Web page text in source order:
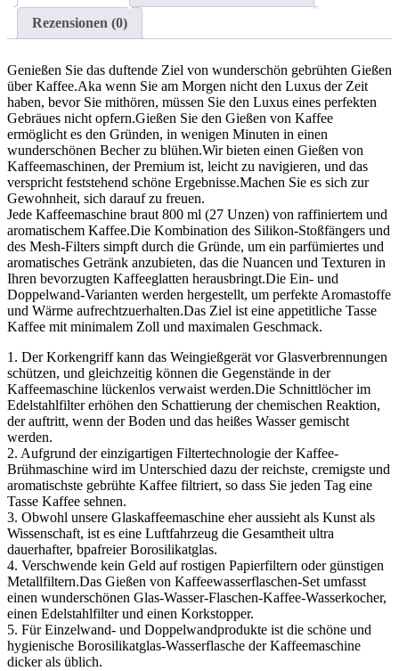
Rezensionen (0)
Genießen Sie das duftende Ziel von wunderschön gebrühten Gießen
über Kaffee.Aka wenn Sie am Morgen nicht den Luxus der Zeit
haben, bevor Sie mithören, müssen Sie den Luxus eines perfekten
Gebräues nicht opfern.Gießen Sie den Gießen von Kaffee
ermöglicht es den Gründen, in wenigen Minuten in einen
wunderschönen Becher zu blühen.Wir bieten einen Gießen von
Kaffeemaschinen, der Premium ist, leicht zu navigieren, und das
verspricht feststehend schöne Ergebnisse.Machen Sie es sich zur
Gewohnheit, sich darauf zu freuen.
Jede Kaffeemaschine braut 800 ml (27 Unzen) von raffiniertem und
aromatischem Kaffee.Die Kombination des Silikon-Stoßfängers und
des Mesh-Filters simpft durch die Gründe, um ein parfümiertes und
aromatisches Getränk anzubieten, das die Nuancen und Texturen in
Ihren bevorzugten Kaffeeglatten herausbringt.Die Ein- und
Doppelwand-Varianten werden hergestellt, um perfekte Aromastoffe
und Wärme aufrechtzuerhalten.Das Ziel ist eine appetitliche Tasse
Kaffee mit minimalem Zoll und maximalen Geschmack.
1. Der Korkengriff kann das Weingießgerät vor Glasverbrennungen
schützen, und gleichzeitig können die Gegenstände in der
Kaffeemaschine lückenlos verwaist werden.Die Schnittlöcher im
Edelstahlfilter erhöhen den Schattierung der chemischen Reaktion,
der auftritt, wenn der Boden und das heißes Wasser gemischt
werden.
2. Aufgrund der einzigartigen Filtertechnologie der Kaffee-
Brühmaschine wird im Unterschied dazu der reichste, cremigste und
aromatischste gebrühte Kaffee filtriert, so dass Sie jeden Tag eine
Tasse Kaffee sehnen.
3. Obwohl unsere Glaskaffeemaschine eher aussieht als Kunst als
Wissenschaft, ist es eine Luftfahrzeug die Gesamtheit ultra
dauerhafter, bpafreier Borosilikatglas.
4. Verschwende kein Geld auf rostigen Papierfiltern oder günstigen
Metallfiltern.Das Gießen von Kaffeewasserflaschen-Set umfasst
einen wunderschönen Glas-Wasser-Flaschen-Kaffee-Wasserkocher,
einen Edelstahlfilter und einen Korkstopper.
5. Für Einzelwand- und Doppelwandprodukte ist die schöne und
hygienische Borosilikatglas-Wasserflasche der Kaffeemaschine
dicker als üblich.